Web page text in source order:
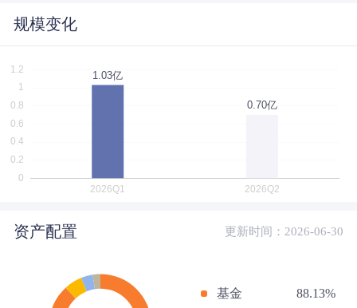
规模变化
资产配置 更新时间：2026-06-30
基金
88.13%